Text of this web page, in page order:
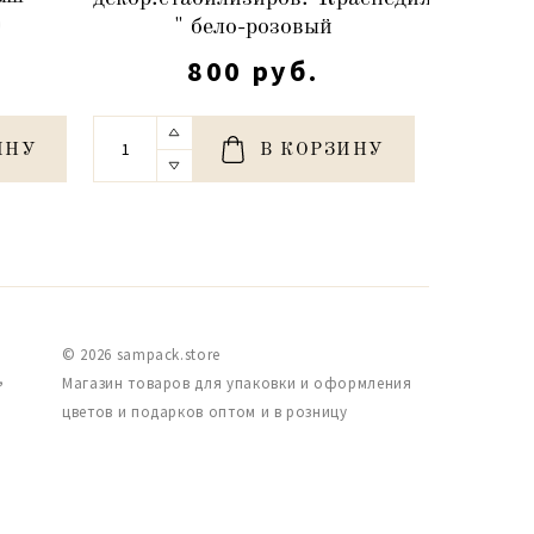
" бело-розовый
800 руб.
В КОРЗИНУ
© 2026 sampack.store
Магазин товаров для упаковки и оформления
цветов и подарков оптом и в розницу